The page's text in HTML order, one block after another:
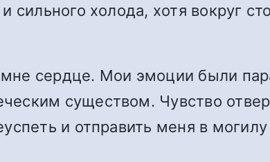
сильного холода, хотя вокруг
сердце. Мои эмоции были
существом. Чувство
и отправить меня в